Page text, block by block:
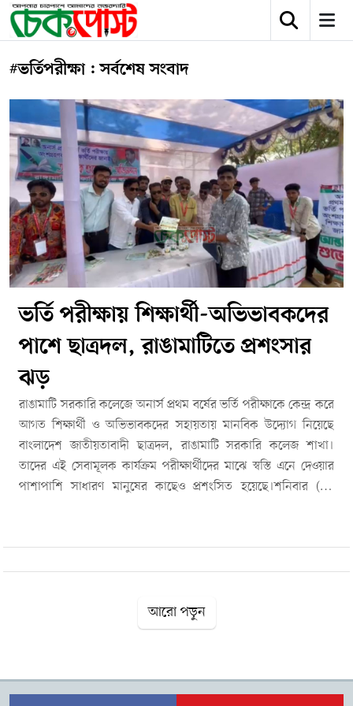
#ভর্তিপরীক্ষা : সর্বশেষ সংবাদ
ভর্তি পরীক্ষায় শিক্ষার্থী-অভিভাবকদের
পাশে ছাত্রদল, রাঙামাটিতে প্রশংসার
ঝড়
রাঙামাটি সরকারি কলেজে অনার্স প্রথম বর্ষের ভর্তি পরীক্ষাকে কেন্দ্র করে
আগত শিক্ষার্থী ও অভিভাবকদের সহায়তায় মানবিক উদ্যোগ নিয়েছে
বাংলাদেশ জাতীয়তাবাদী ছাত্রদল, রাঙামাটি সরকারি কলেজ শাখা।
তাদের এই সেবামূলক কার্যক্রম পরীক্ষার্থীদের মাঝে স্বস্তি এনে দেওয়ার
পাশাপাশি সাধারণ মানুষের কাছেও প্রশংসিত হয়েছে।শনিবার (২৬
দূরদূরান্ত থেকে আসা শিক্ষার্থীদের সুবিধার্থে মোবাইল ফোন ও ব্যাগ
নিরাপদে সংরক্ষণের ব্যবস্থাও রাখা হয়, যা তাদের দুশ্চিন্তা অনেকটাই
তারা স্বাচ্ছন্দ্যে অপেক্ষা করতে পারেন। গরমের কথা বিবেচনায় রেখে
শিক্ষার্থী ও অভিভাবকদের মাঝে কোমল পানীয় ও স্যালাইন বিতরণ করা
অভিভাবক এ উদ্যোগকে সময়োপযোগী ও মানবিক হিসেবে উল্লেখ করে
আরো পড়ুন